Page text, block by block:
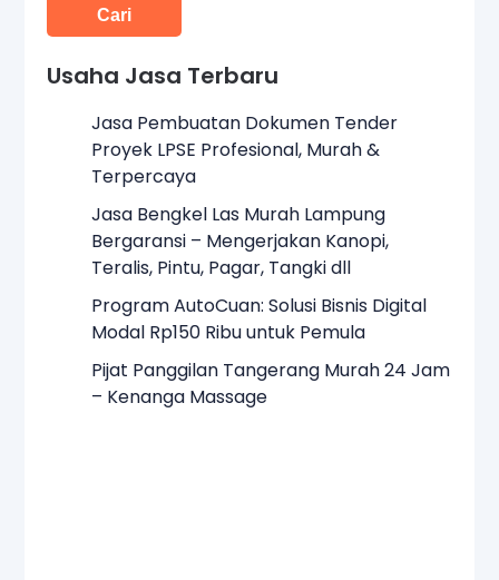
Usaha Jasa Terbaru
Jasa Pembuatan Dokumen Tender
Proyek LPSE Profesional, Murah &
Terpercaya
Jasa Bengkel Las Murah Lampung
Bergaransi – Mengerjakan Kanopi,
Teralis, Pintu, Pagar, Tangki dll
Program AutoCuan: Solusi Bisnis Digital
Modal Rp150 Ribu untuk Pemula
Pijat Panggilan Tangerang Murah 24 Jam
– Kenanga Massage